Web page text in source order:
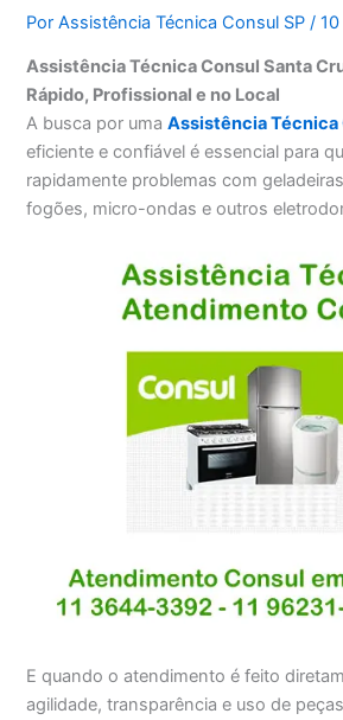
PorAssistência Técnica Consul SP/
Assistência Técnica Consul Santa
Rápido, Profissional e no Local
A busca por umaAssistência Técnica
eficiente e confiável é essencial para
rapidamente problemas com
fogões, micro-ondas e outros
E quando o atendimento é feito
agilidade, transparência e uso de